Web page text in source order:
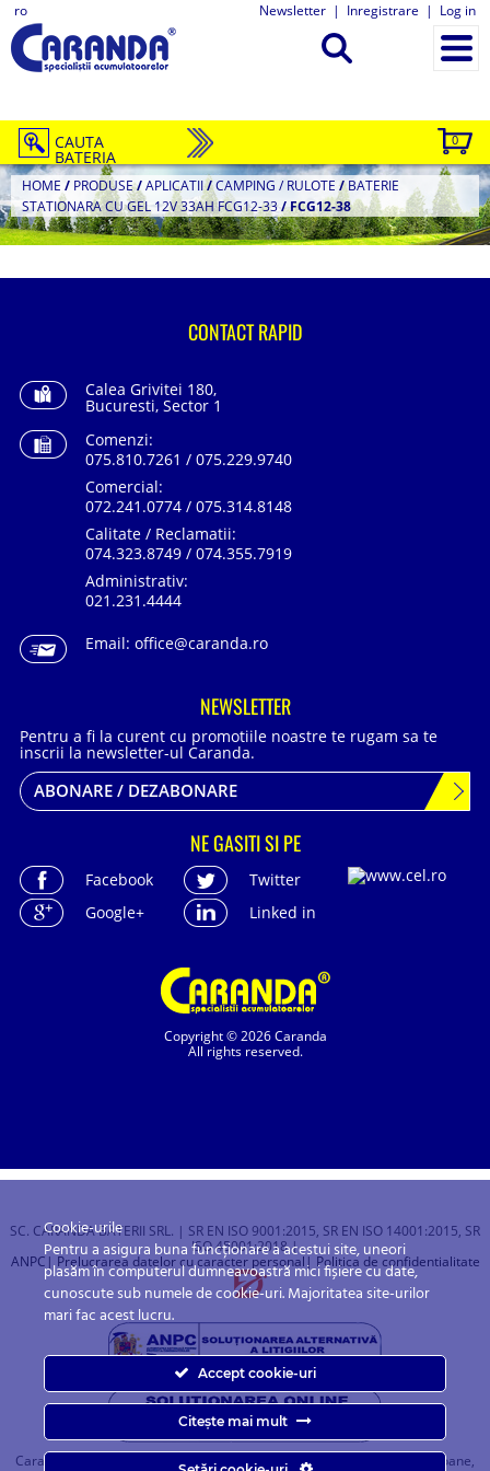
ro Newsletter | Inregistrare | Log in
0
CAUTA
BATERIA
HOME / PRODUSE/APLICATII/CAMPING / RULOTE /BATERIE
STATIONARA CU GEL 12V 33AH FCG12-33/FCG12-38
Copyright © 2026 Caranda
All rights reserved.
CONTACT RAPID
Calea Grivitei 180,
Bucuresti, Sector 1
Comenzi:
075.810.7261 / 075.229.9740
Comercial:
072.241.0774 / 075.314.8148
Calitate / Reclamatii:
074.323.8749 / 074.355.7919
Administrativ:
021.231.4444
Email: office@caranda.ro
NEWSLETTER
Pentru a fi la curent cu promotiile noastre te rugam sa te
inscrii la newsletter-ul Caranda.
ABONARE / DEZABONARE
NE GASITI SI PE
Facebook
Twitter
Google+
Linked in
SC. CARANDA BATERII SRL. | SR EN ISO 9001:2015, SR EN ISO 14001:2015, SR
ISO 45001:2018 |
ANPC | Prelucrarea datelor cu caracter personal| Politica de confidentialitate
Caranda.ro este un magazin online cu baterii pentru automobile, camioane,
Cookie-urile
Pentru a asigura buna funcționare a acestui site, uneori
plasăm în computerul dumneavoastră mici fișiere cu date,
cunoscute sub numele de cookie-uri. Majoritatea site-urilor
mari fac acest lucru.
Accept cookie-uri
Citește mai mult